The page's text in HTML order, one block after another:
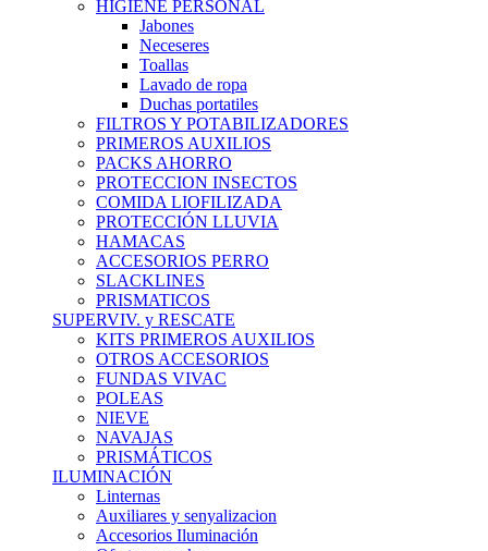
HIGIENE PERSONAL
Jabones
Neceseres
Toallas
Lavado de ropa
Duchas portatiles
FILTROS Y POTABILIZADORES
PRIMEROS AUXILIOS
PACKS AHORRO
PROTECCION INSECTOS
COMIDA LIOFILIZADA
PROTECCIÓN LLUVIA
HAMACAS
ACCESORIOS PERRO
SLACKLINES
PRISMATICOS
SUPERVIV. y RESCATE
KITS PRIMEROS AUXILIOS
OTROS ACCESORIOS
FUNDAS VIVAC
POLEAS
NIEVE
NAVAJAS
PRISMÁTICOS
ILUMINACIÓN
Linternas
Auxiliares y senyalizacion
Accesorios Iluminación